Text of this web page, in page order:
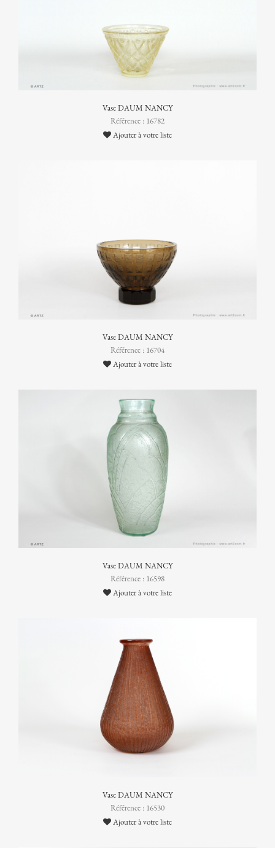
Vase DAUM NANCY
Référence : 16782
Ajouter à votre liste
Vase DAUM NANCY
Référence : 16704
Ajouter à votre liste
Vase DAUM NANCY
Référence : 16598
Ajouter à votre liste
Vase DAUM NANCY
Référence : 16530
Ajouter à votre liste